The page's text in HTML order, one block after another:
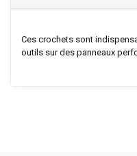
Ces crochets sont
outils sur des panneaux